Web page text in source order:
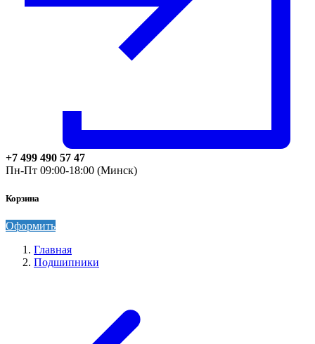
+7 499 490 57 47
Пн-Пт 09:00-18:00 (Минск)
Корзина
Оформить
Главная
Подшипники